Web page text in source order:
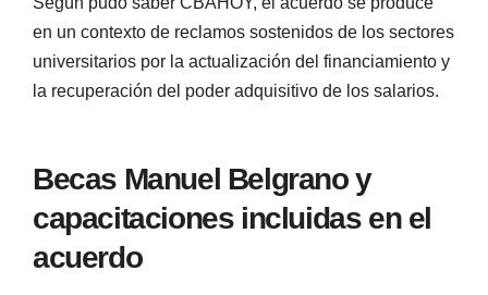
en un contexto de reclamos sostenidos de los sectores
universitarios por la actualización del financiamiento y
la recuperación del poder adquisitivo de los salarios.
Becas Manuel Belgrano y
capacitaciones incluidas en el
acuerdo